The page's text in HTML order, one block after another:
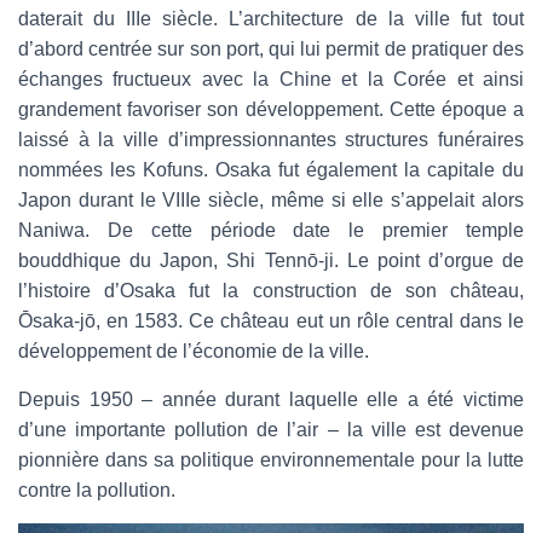
daterait du IIIe siècle. L’architecture de la ville fut tout
d’abord centrée sur son port, qui lui permit de pratiquer des
échanges fructueux avec la Chine et la Corée et ainsi
grandement favoriser son développement. Cette époque a
laissé à la ville d’impressionnantes structures funéraires
nommées les Kofuns. Osaka fut également la capitale du
Japon durant le VIIIe siècle, même si elle s’appelait alors
Naniwa. De cette période date le premier temple
bouddhique du Japon, Shi Tennō-ji. Le point d’orgue de
l’histoire d’Osaka fut la construction de son château,
Ōsaka-jō, en 1583. Ce château eut un rôle central dans le
développement de l’économie de la ville.
Depuis 1950 – année durant laquelle elle a été victime
d’une importante pollution de l’air – la ville est devenue
pionnière dans sa politique environnementale pour la lutte
contre la pollution.